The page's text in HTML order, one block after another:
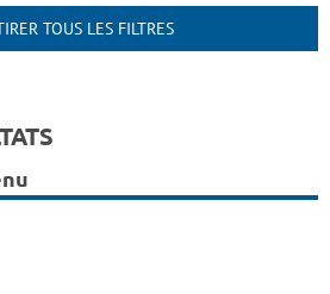
TOUS LES FILTRES